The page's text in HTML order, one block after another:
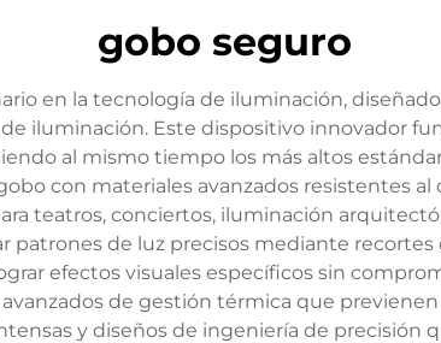
gobo seguro
en la tecnología de iluminación,
iluminación. Este dispositivo innovador
al mismo tiempo los más altos
con materiales avanzados resistentes al
teatros, conciertos, iluminación
patrones de luz precisos mediante
efectos visuales específicos sin
de gestión térmica que
y diseños de ingeniería de